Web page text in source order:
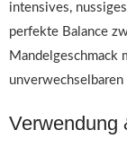
intensives,
perfekte Balance
Mandelgeschmack
Verwendung